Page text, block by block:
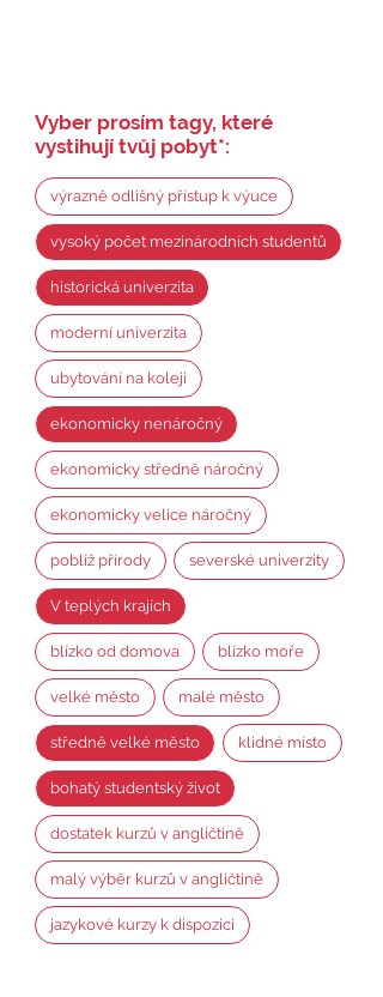
Vyber prosím tagy, které
vystihují tvůj pobyt*:
výrazně odlišný přístup k výuce
vysoký počet mezinárodních studentů
historická univerzita
moderní univerzita
ubytování na koleji
ekonomicky nenáročný
ekonomicky středně náročný
ekonomicky velice náročný
poblíž přírody severské univerzity
V teplých krajích
blízko od domova blízko moře
velké město malé město
středně velké město klidné místo
bohatý studentský život
dostatek kurzů v angličtině
malý výběr kurzů v angličtině
jazykové kurzy k dispozici